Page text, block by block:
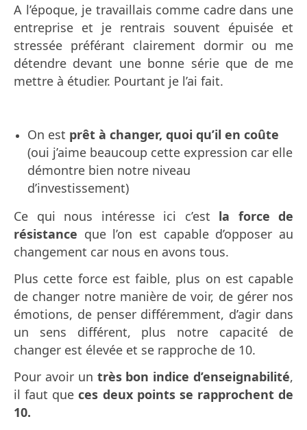
A l’époque, je travaillais comme cadre dans une
entreprise et je rentrais souvent épuisée et
stressée préférant clairement dormir ou me
détendre devant une bonne série que de me
mettre à étudier. Pourtant je l’ai fait.
On est prêt à changer, quoi qu’il en coûte
(oui j’aime beaucoup cette expression car elle
démontre bien notre niveau
d’investissement)
Ce qui nous intéresse ici c’est la force de
résistance que l’on est capable d’opposer au
changement car nous en avons tous.
Plus cette force est faible, plus on est capable
de changer notre manière de voir, de gérer nos
émotions, de penser différemment, d’agir dans
un sens différent, plus notre capacité de
changer est élevée et se rapproche de 10.
Pour avoir un très bon indice d’enseignabilité,
il faut queces deux points se rapprochent de
10.